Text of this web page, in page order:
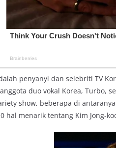
penyanyi dan selebriti TV
duo vokal Korea, Turbo,
show, beberapa di
hal menarik tentang Kim Jong-